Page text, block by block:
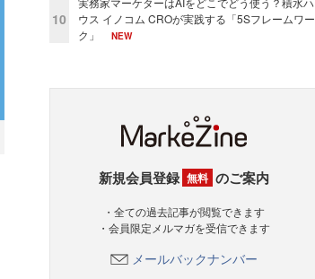
10
ウス イノコム CROが実践する「5Sフレームワー
ク」
NEW
新規会員登録 無料 のご案内
・全ての過去記事が閲覧できます
・会員限定メルマガを受信できます
メールバックナンバー